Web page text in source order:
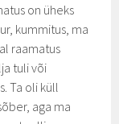
on üheks
kummitus, ma
raamatus
tuli või
Ta oli küll
aga ma